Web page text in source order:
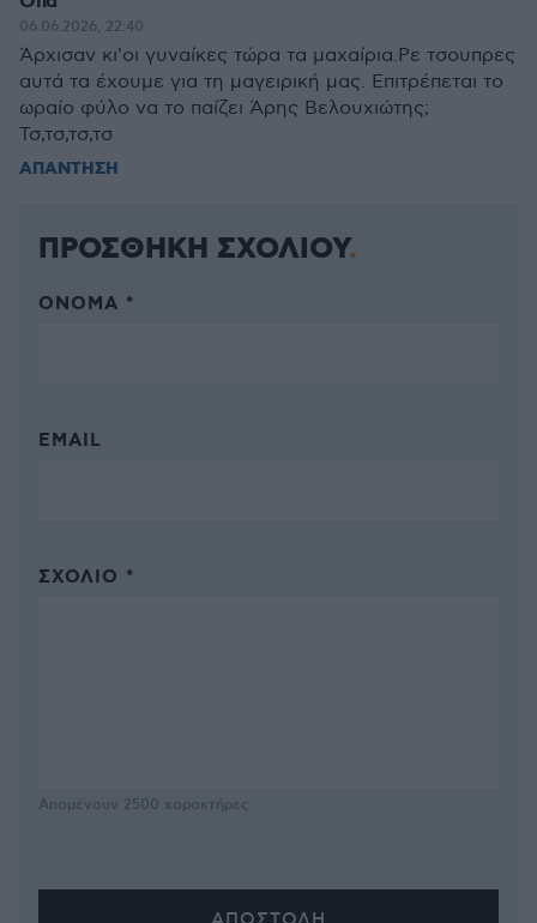
06.06.2026, 22:40
Άρχισαν κι'οι γυναίκες τώρα τα μαχαίρια.Ρε τσουπρες
αυτά τα έχουμε για τη μαγειρική μας. Επιτρέπεται το
ωραίο φύλο να το παίζει Άρης Βελουχιώτης;
Τσ,τσ,τσ,τσ
ΑΠΑΝΤΗΣΗ
ΠΡΟΣΘΗΚΗ ΣΧΟΛΙΟΥ
ΌΝΟΜΑ *
EMAIL
ΣΧΌΛΙΟ *
Απομένουν 2500 χαρακτήρες